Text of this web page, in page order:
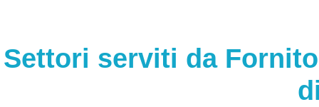
Settori serviti da